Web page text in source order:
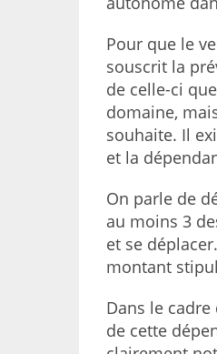
Pour que le
souscrit la
de celle-ci
domaine,
souhaite. Il
et la
On parle de
au moins 3
et se
montant
Dans le
de cette